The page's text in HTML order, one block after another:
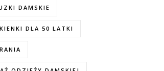
DAMSKIE
DLA 50 LATKI